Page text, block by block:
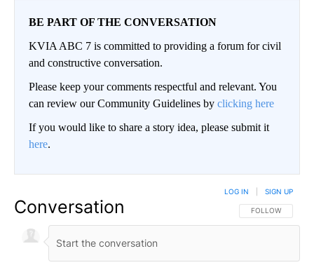
BE PART OF THE CONVERSATION
KVIA ABC 7 is committed to providing a forum for civil
and constructive conversation.
Please keep your comments respectful and relevant. You
can review our Community Guidelines by clicking here
If you would like to share a story idea, please submit it
here.
Conversation FOLLOW THIS
FOLLOW
LOG IN SIGN UP